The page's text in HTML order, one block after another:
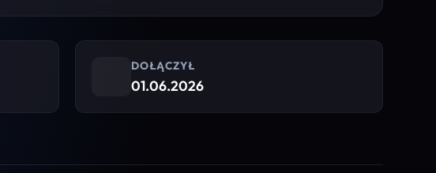
DOŁĄCZYŁ
01.06.2026